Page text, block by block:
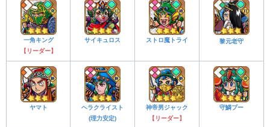
一角キング
【リーダー】
サイキュロス ストロ魔トライ 黎元老守
ヤマト
ヘラクライスト
(理力安定)
神帝男ジャック
【リーダー】
守鱗プー